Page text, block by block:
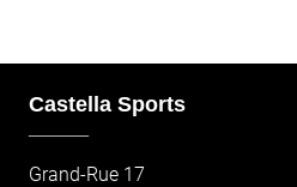
Castella Sports
Grand-Rue 17